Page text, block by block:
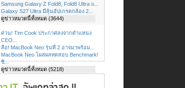
Samsung Galaxy Z Fold8, Fold8 Ultra แ...
Galaxy S27 Ultra มีลุ้นอัปเกรดกล้อง 2...
ดูข่าวหมวดนี้ทั้งหมด (3644)
ด่วน! Tim Cook ประกาศลงจากตำแหน่ง
CEO...
ลือ! MacBook Neo รุ่นที่ 2 อาจมาพร้อม...
MacBook Neo โผล่ผลทดสอบ Benchmark!
ชิ...
ดูข่าวหมวดนี้ทั้งหมด (5218)